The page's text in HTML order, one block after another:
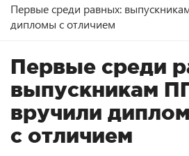
Первые среди равных:
дипломы с отличием
Первые среди
выпускникам
вручили
с отличием